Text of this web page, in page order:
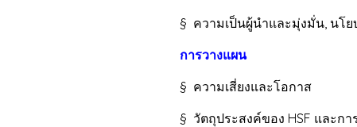
§ ความเป็นผู้นำและมุ่งมั่น, นโยบาย
การวางแผน
§ ความเสี่ยงและโอกาส
§ วัตถุประสงค์ของ HSF และการวางแ